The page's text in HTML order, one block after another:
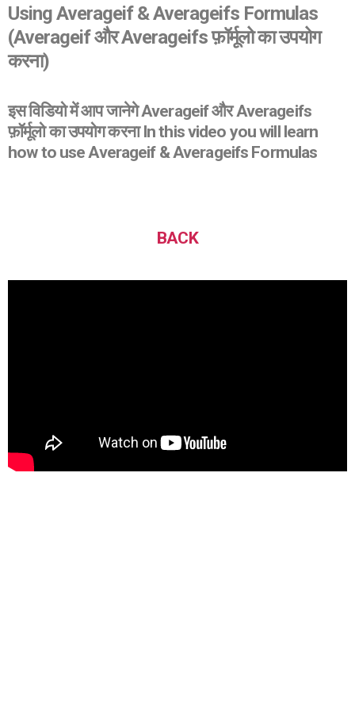
Using Averageif & Averageifs Formulas
(Averageif और Averageifs फ़ॉर्मूलो का उपयोग
करना)
इस विडियो में आप जानेगे Averageif और Averageifs
फ़ॉर्मूलो का उपयोग करना In this video you will learn
how to use Averageif & Averageifs Formulas
BACK